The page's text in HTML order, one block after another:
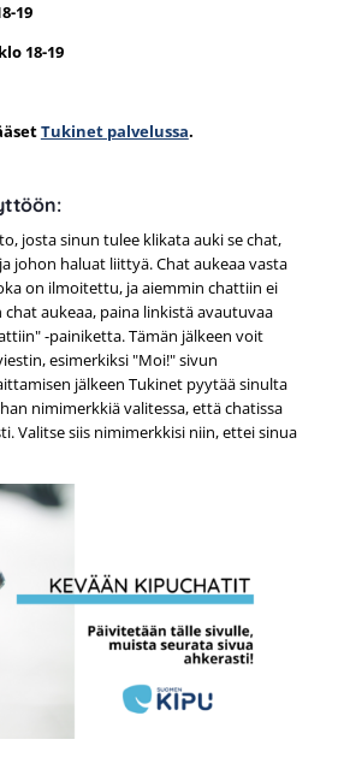
19
18-19
Tukinet palvelussa.
josta sinun tulee klikata auki se chat,
johon haluat liittyä. Chat aukeaa vasta
on ilmoitettu, ja aiemmin chattiin ei
aukeaa, paina linkistä avautuvaa
-painiketta. Tämän jälkeen voit
esimerkiksi "Moi!" sivun
jälkeen Tukinet pyytää sinulta
nimimerkkiä valitessa, että chatissa
Valitse siis nimimerkkisi niin, ettei sinua